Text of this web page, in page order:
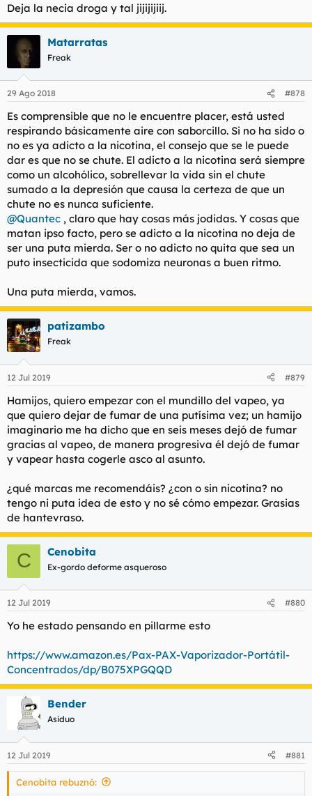
Deja la necia droga y tal jijijijiij.
Matarratas
Freak
29 Ago 2018 #878
Es comprensible que no le encuentre placer, está usted
respirando básicamente aire con saborcillo. Si no ha sido o
no es ya adicto a la nicotina, el consejo que se le puede
dar es que no se chute. El adicto a la nicotina será siempre
como un alcohólico, sobrellevar la vida sin el chute
sumado a la depresión que causa la certeza de que un
chute no es nunca suficiente.
@Quantec , claro que hay cosas más jodidas. Y cosas que
matan ipso facto, pero se adicto a la nicotina no deja de
ser una puta mierda. Ser o no adicto no quita que sea un
puto insecticida que sodomiza neuronas a buen ritmo.
Una puta mierda, vamos.
patizambo
Freak
12 Jul 2019 #879
Hamijos, quiero empezar con el mundillo del vapeo, ya
que quiero dejar de fumar de una putísima vez; un hamijo
imaginario me ha dicho que en seis meses dejó de fumar
gracias al vapeo, de manera progresiva él dejó de fumar
y vapear hasta cogerle asco al asunto.
¿qué marcas me recomendáis? ¿con o sin nicotina? no
tengo ni puta idea de esto y no sé cómo empezar. Grasias
de hantevraso.
C Cenobita
Ex-gordo deforme asqueroso
12 Jul 2019 #880
Yo he estado pensando en pillarme esto
https://www.amazon.es/Pax-PAX-Vaporizador-Portátil-
Concentrados/dp/B075XPGQQD
Bender
Asiduo
12 Jul 2019 #881
Cenobita rebuznó: